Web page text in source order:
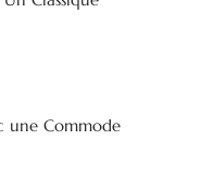
une Commode